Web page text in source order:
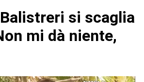
Balistreri si scaglia
mi dà niente,